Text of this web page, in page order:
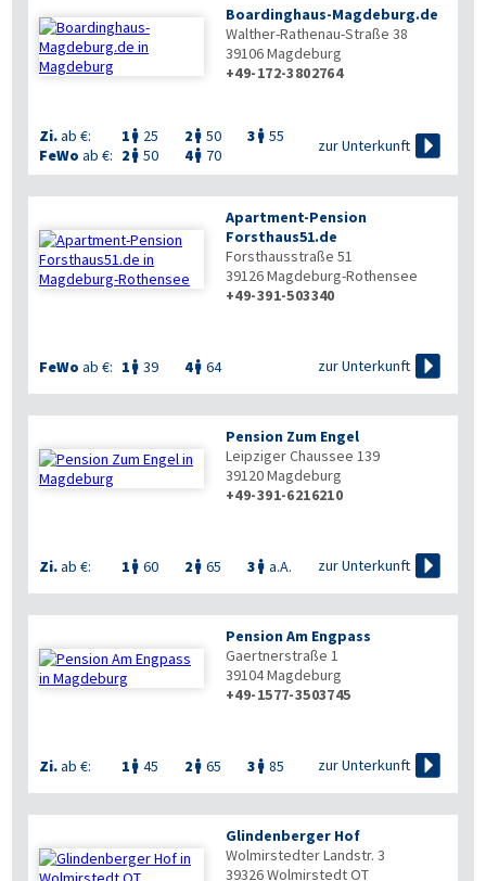
Boardinghaus-Magdeburg.de
Walther-Rathenau-Straße 38
39106Magdeburg
+49-172-3802764
Zi.ab €: 1  25 2  50 3  55
FeWo ab €: 2  50 4 70
zur Unterkunft 
Apartment-Pension
Forsthaus51.de
Forsthausstraße 51
39126Magdeburg-Rothensee
+49-391-503340
FeWo ab €: 1  39 4 64 zur Unterkunft 
Pension Zum Engel
Leipziger Chaussee 139
39120Magdeburg
+49-391-6216210
Zi.ab €: 1  60 2  65 3  a.A. zur Unterkunft 
Pension Am Engpass
Gaertnerstraße 1
39104Magdeburg
+49-1577-3503745
Zi.ab €: 1  45 2  65 3  85 zur Unterkunft 
Glindenberger Hof
Wolmirstedter Landstr. 3
39326Wolmirstedt OT